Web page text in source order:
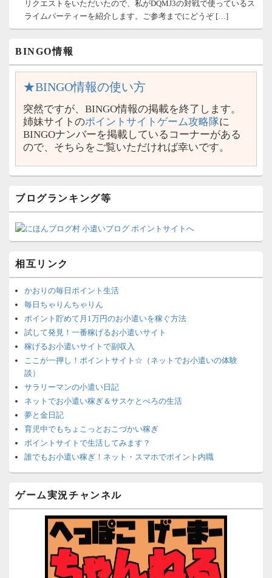
リクエストをいただいたので、私がDQMJ3の対戦で使っているス
ライムパーティーを紹介します。ご参考までにどうぞ […]
BINGO情報
★BINGO情報の使い方
突然ですが、BINGO情報の掲載を終了します。
姉妹サイトのポイントサイトゲーム攻略隊に
BINGOナンバーを掲載しているコーナーがある
ので、そちらをご覧いただければ幸いです。
ブログランキング等
相互リンク
かおりの毎日ポイント生活
毎日ちゃりんちゃりん
ポイント貯めて月1万円のお小遣いを稼ぐ方法
試して発見！一番稼げるお小遣いサイト
稼げるお小遣いサイトで副収入
ここが一押し！ポイントサイト☆（ネットでお小遣いの体験
談）
サラリーマンの小遣い日記
ネットでお小遣い稼ぎ＆サスケとぺろの生活
夢と金日記
育児中でもちょこっとおこづかい稼ぎ
ポイントサイトで生活してみます？
誰でもお小遣い稼ぎ！ネット・スマホでポイント内職
ネットで簡単にお小遣い稼ぎ☆安心・安全・リスクなし☆
ポイントがお金に！？-空いた時間でちょい稼ぎ-
在宅deお小遣い！～小銭だって集めれば諭吉になる～
ネット収入攻略ナビ
ポイントサイトは安全？危険？お小遣い稼ぎサイトの使い方ガ
ゲーム実況チャンネル